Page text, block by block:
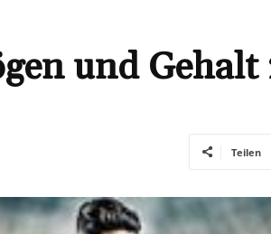
und
Teilen